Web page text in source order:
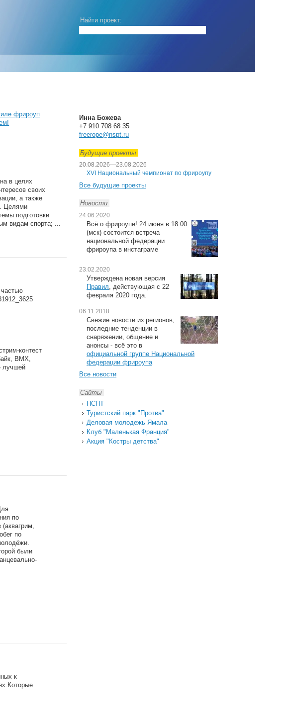
Найти проект:
фрироуп
в целях
своих
а также
Целями
подготовки
видам спорта; ...
контест
ВМХ,
лучшей
по
по
были
к
Инна Божева
+7 910 708 68 35
freerope@nspt.ru
Будущие проекты
20.08.2026—23.08.2026
XVI Национальный чемпионат по фрироупу
Все будущие проекты
Новости
24.06.2020
Всё о фрироупе! 24 июня в 18:00
(мск) состоится встреча
национальной федерации
фрироупа в инстаграме
23.02.2020
Утверждена новая версия
Правил, действующая с 22
февраля 2020 года.
06.11.2018
Свежие новости из регионов,
последние тенденции в
снаряжении, общение и
анонсы - всё это в
официальной группе Национальной
федерации фрироупа
Все новости
Сайты
НСПТ
Туристский парк "Протва"
Деловая молодежь Ямала
Клуб "Маленькая Франция"
Акция "Костры детства"